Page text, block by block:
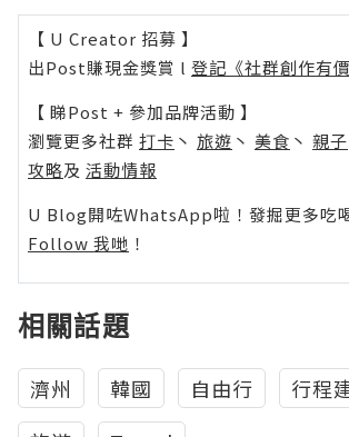
【 U Creator 招募 】
出Post賺現金獎賞 l 登記《社群創作有價
【 睇Post + 參加品牌活動 】
瀏覽更多社群 打卡 丶 旅遊 丶 美食 丶 親子
攻略及 活動情報
U Blog開咗WhatsApp啦！發掘更多吃
Follow 我哋 ！
相關話題
濟州 韓國 自由行
行程